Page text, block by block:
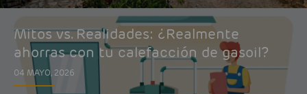
Mitos vs. Realidades: ¿Realmente
ahorras con tu calefacción de gasoil?
04 MAYO, 2026